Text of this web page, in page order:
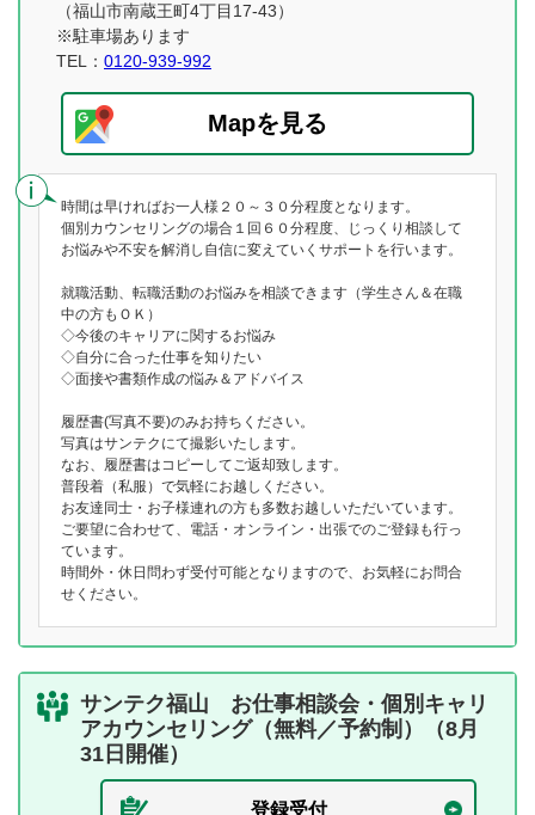
（福山市南蔵王町4丁目17-43）
※駐車場あります
TEL： 0120-939-992
Mapを見る
時間は早ければお一人様２０～３０分程度となります。
個別カウンセリングの場合１回６０分程度、じっくり相談して
お悩みや不安を解消し自信に変えていくサポートを行います。
就職活動、転職活動のお悩みを相談できます（学生さん＆在職
中の方もＯＫ）
◇今後のキャリアに関するお悩み
◇自分に合った仕事を知りたい
◇面接や書類作成の悩み＆アドバイス
履歴書(写真不要)のみお持ちください。
写真はサンテクにて撮影いたします。
なお、履歴書はコピーしてご返却致します。
普段着（私服）で気軽にお越しください。
お友達同士・お子様連れの方も多数お越しいただいています。
ご要望に合わせて、電話・オンライン・出張でのご登録も行っ
ています。
時間外・休日問わず受付可能となりますので、お気軽にお問合
せください。
サンテク福山 お仕事相談会・個別キャリ
アカウンセリング（無料／予約制）（8月
31日開催）
登録受付